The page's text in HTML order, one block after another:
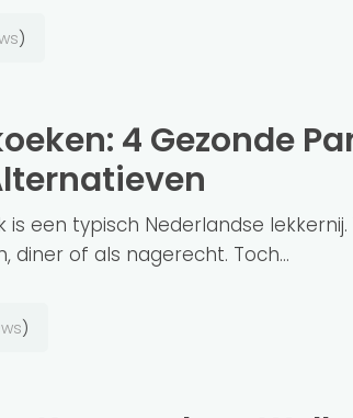
)
is een typisch Nederlandse
diner of als nagerecht. Toch...
)